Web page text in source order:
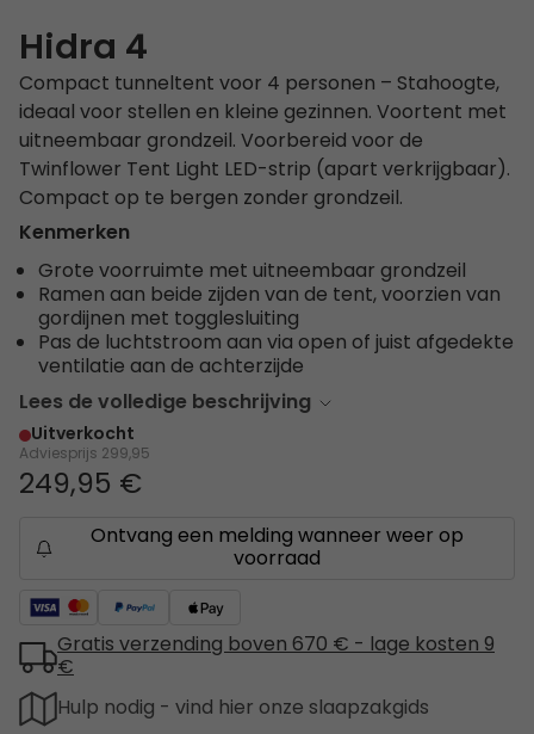
Hidra 4
Compact tunneltent voor 4 personen – Stahoogte,
ideaal voor stellen en kleine gezinnen. Voortent met
uitneembaar grondzeil. Voorbereid voor de
Twinflower Tent Light LED-strip (apart verkrijgbaar).
Compact op te bergen zonder grondzeil.
Kenmerken
Grote voorruimte met uitneembaar grondzeil
Ramen aan beide zijden van de tent, voorzien van
gordijnen met togglesluiting
Pas de luchtstroom aan via open of juist afgedekte
ventilatie aan de achterzijde
Lees de volledige beschrijving
Uitverkocht
Adviesprijs 299,95
249,95 €
Ontvang een melding wanneer weer op
voorraad
Gratis verzending boven 670 € - lage kosten 9
€
Hulp nodig - vind hier onze slaapzakgids